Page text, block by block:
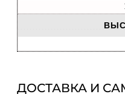
ДОСТАВКА И